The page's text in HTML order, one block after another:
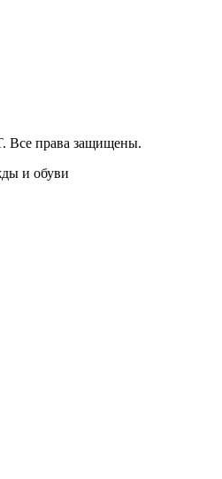
Все права защищены.
и обуви